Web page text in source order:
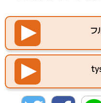
フ